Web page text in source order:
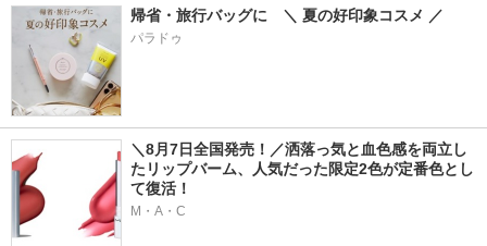
帰省・旅行バッグに　＼ 夏の好印象コスメ ／
パラドゥ
＼8月7日全国発売！／洒落っ気と血色感を両立し
たリップバーム、人気だった限定2色が定番色とし
て復活！
M・A・C